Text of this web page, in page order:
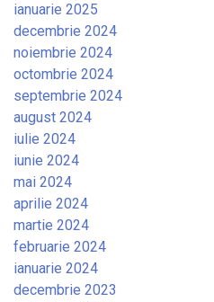
ianuarie 2025
decembrie 2024
noiembrie 2024
octombrie 2024
septembrie 2024
august 2024
iulie 2024
iunie 2024
mai 2024
aprilie 2024
martie 2024
februarie 2024
ianuarie 2024
decembrie 2023